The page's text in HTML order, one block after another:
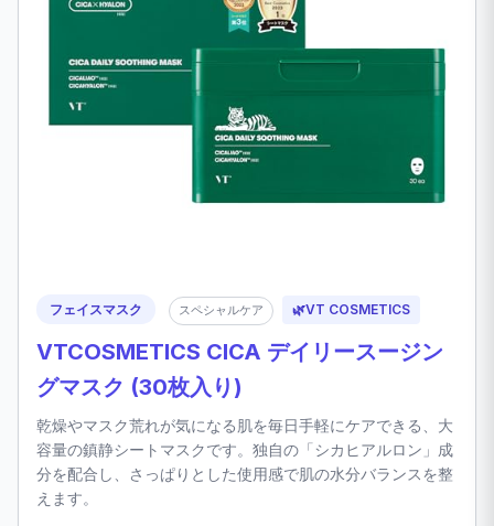
フェイスマスク スペシャルケア 🌿VT COSMETICS
VTCOSMETICS CICA デイリースージン
グマスク (30枚入り)
乾燥やマスク荒れが気になる肌を毎日手軽にケアできる、大
容量の鎮静シートマスクです。独自の「シカヒアルロン」成
分を配合し、さっぱりとした使用感で肌の水分バランスを整
えます。